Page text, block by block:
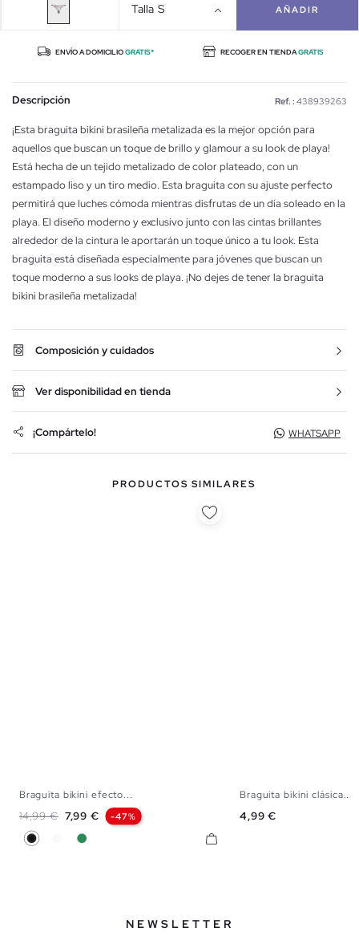
Talla S AÑADIR
ENVÍO A DOMICILIOGRATIS* RECOGER EN TIENDAGRATIS
Descripción Ref. : 438939263
¡Esta braguita bikini brasileña metalizada es la mejor opción para
aquellos que buscan un toque de brillo y glamour a su look de playa!
Está hecha de un tejido metalizado de color plateado, con un
estampado liso y un tiro medio. Esta braguita con su ajuste perfecto
permitirá que luches cómoda mientras disfrutas de un día soleado en la
playa. El diseño moderno y exclusivo junto con las cintas brillantes
alrededor de la cintura le aportarán un toque único a tu look. Esta
braguita está diseñada especialmente para jóvenes que buscan un
toque moderno a sus looks de playa. ¡No dejes de tener la braguita
bikini brasileña metalizada!
Composición y cuidados
Ver disponibilidad en tienda
¡Compártelo! WHATSAPP
PRODUCTOS SIMILARES
Braguita bikini efecto...
Precio base
14,99 € Precio
7,99 € -47%
Negro BlancoVerde Mar
Braguita bikini clásica...
Precio
4,99 €
NEWSLETTER